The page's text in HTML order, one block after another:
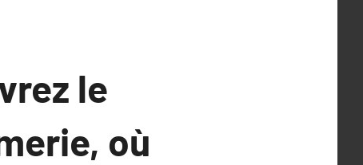
le
où